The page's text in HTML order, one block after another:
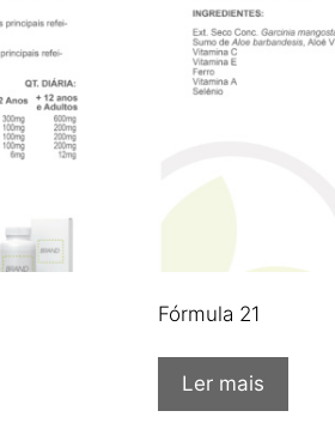
Fórmula 21
Ler mais